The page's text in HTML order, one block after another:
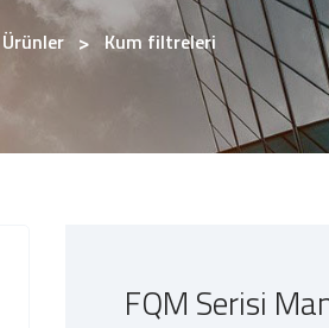
Ürünler Kum filtreleri
FQM Serisi